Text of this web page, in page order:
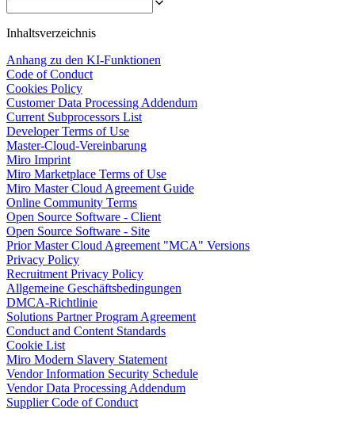
Formate
Kanban
Zeitachsen
Talktrack
Tabellen
Präsentation
Einsatzbereiche
Unsere Empfehlungen
KI-Playbooks entdecken
Im Miroverse umschauen
Allgemein
Workshops
Brainstorming
Concept Maps
Flussdiagramme
Erstellen von Roadmaps
Prozessabbildung
Technisches Design & Dokumentation
Prototypen & Wireframes
Inhaltsverzeichnis
Anhang zu den KI-Funktionen
Code of Conduct
Cookies Policy
Customer Data Processing Addendum
Current Subprocessors List
Developer Terms of Use
Master-Cloud-Vereinbarung
Miro Imprint
Miro Marketplace Terms of Use
Miro Master Cloud Agreement Guide
Online Community Terms
Open Source Software - Client
Open Source Software - Site
Prior Master Cloud Agreement "MCA" Versions
Privacy Policy
Recruitment Privacy Policy
Allgemeine Geschäftsbedingungen
DMCA-Richtlinie
Solutions Partner Program Agreement
Conduct and Content Standards
Cookie List
Miro Modern Slavery Statement
Vendor Information Security Schedule
Vendor Data Processing Addendum
Supplier Code of Conduct